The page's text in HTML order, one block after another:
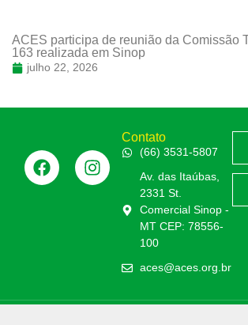
ACES participa de reunião da Comissão
163 realizada em Sinop
julho 22, 2026
Contato
(66) 3531-5807
Av. das Itaúbas,
2331 St.
Comercial Sinop -
MT CEP: 78556-
100
aces@aces.org.br